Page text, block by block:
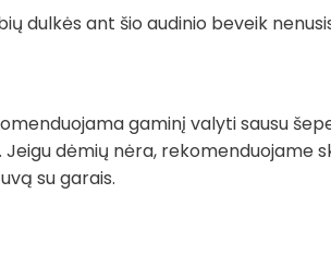
dulkės ant šio audinio beveik
gaminį valyti sausu
dėmių nėra, rekomenduojame
su garais.